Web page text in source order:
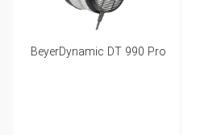
BeyerDynamic DT 990 Pro